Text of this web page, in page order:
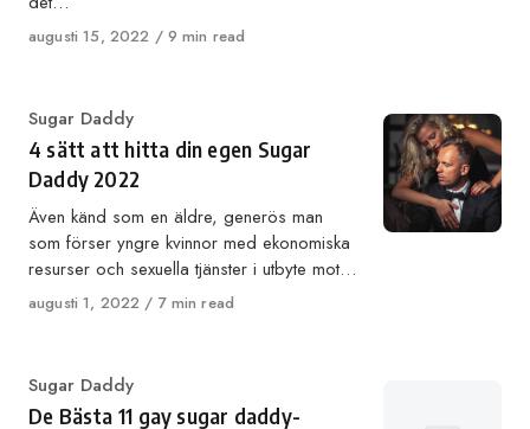
Published
augusti 15, 2022 9 min read
Category
Sugar Daddy
4 sätt att hitta din egen Sugar
Daddy 2022
Även känd som en äldre, generös man
som förser yngre kvinnor med ekonomiska
resurser och sexuella tjänster i utbyte mot…
Published
augusti 1, 2022 7 min read
Category
Sugar Daddy
De Bästa 11 gay sugar daddy-